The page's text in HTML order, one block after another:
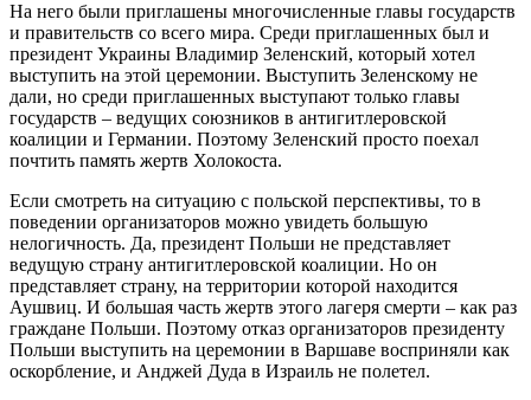
На него были приглашены многочисленные главы государств
и правительств со всего мира. Среди приглашенных был и
президент Украины Владимир Зеленский, который хотел
выступить на этой церемонии. Выступить Зеленскому не
дали, но среди приглашенных выступают только главы
государств – ведущих союзников в антигитлеровской
коалиции и Германии. Поэтому Зеленский просто поехал
почтить память жертв Холокоста.
Если смотреть на ситуацию с польской перспективы, то в
поведении организаторов можно увидеть большую
нелогичность. Да, президент Польши не представляет
ведущую страну антигитлеровской коалиции. Но он
представляет страну, на территории которой находится
Аушвиц. И большая часть жертв этого лагеря смерти – как раз
граждане Польши. Поэтому отказ организаторов президенту
Польши выступить на церемонии в Варшаве восприняли как
оскорбление, и Анджей Дуда в Израиль не полетел.